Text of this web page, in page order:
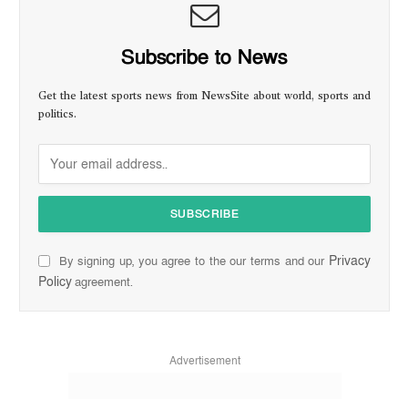
Subscribe to News
Get the latest sports news from NewsSite about world, sports and
politics.
By signing up, you agree to the our terms and our Privacy
Policyagreement.
Advertisement